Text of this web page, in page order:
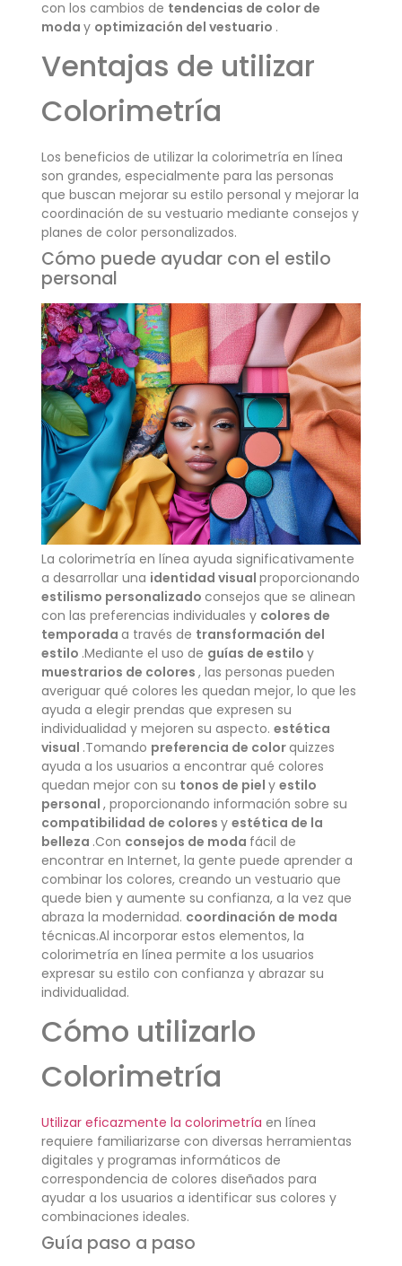
con los cambios de tendencias de color de
moda y optimización del vestuario .
Ventajas de utilizar
Colorimetría
Los beneficios de utilizar la colorimetría en línea
son grandes, especialmente para las personas
que buscan mejorar su estilo personal y mejorar la
coordinación de su vestuario mediante consejos y
planes de color personalizados.
Cómo puede ayudar con el estilo
personal
La colorimetría en línea ayuda significativamente
a desarrollar una identidad visual proporcionando
estilismo personalizado consejos que se alinean
con las preferencias individuales y colores de
temporada a través de transformación del
estilo .Mediante el uso de guías de estilo y
muestrarios de colores , las personas pueden
averiguar qué colores les quedan mejor, lo que les
ayuda a elegir prendas que expresen su
individualidad y mejoren su aspecto. estética
visual .Tomando preferencia de colorquizzes
ayuda a los usuarios a encontrar qué colores
quedan mejor con su tonos de piel y estilo
personal , proporcionando información sobre su
compatibilidad de colores y estética de la
belleza .Con consejos de moda fácil de
encontrar en Internet, la gente puede aprender a
combinar los colores, creando un vestuario que
quede bien y aumente su confianza, a la vez que
abraza la modernidad. coordinación de moda
técnicas.Al incorporar estos elementos, la
colorimetría en línea permite a los usuarios
expresar su estilo con confianza y abrazar su
individualidad.
Cómo utilizarlo
Colorimetría
Utilizar eficazmente la colorimetría en línea
requiere familiarizarse con diversas herramientas
digitales y programas informáticos de
correspondencia de colores diseñados para
ayudar a los usuarios a identificar sus colores y
combinaciones ideales.
Guía paso a paso